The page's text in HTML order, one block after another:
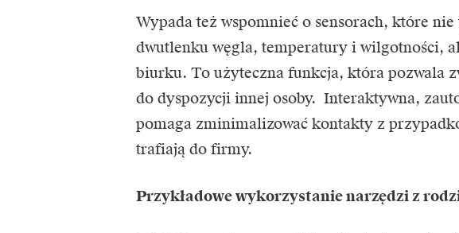
Wypada też wspomnieć o sensorach, które
dwutlenku węgla, temperatury i wilgotności,
biurku. To użyteczna funkcja, która pozwala
do dyspozycji innej osoby. Interaktywna,
pomaga zminimalizować kontakty z
trafiają do firmy.
Przykładowe wykorzystanie narzędzi z